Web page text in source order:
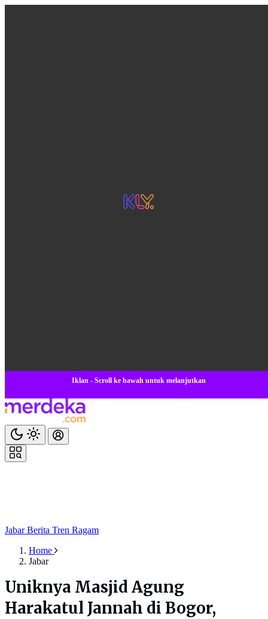
Iklan - Scroll ke bawah untuk melanjutkan
JabarBerita Tren Ragam
Home
Jabar
Uniknya Masjid Agung
Harakatul Jannah di Bogor,